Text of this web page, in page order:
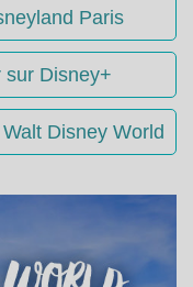
Paris
sur Disney+
Disney World